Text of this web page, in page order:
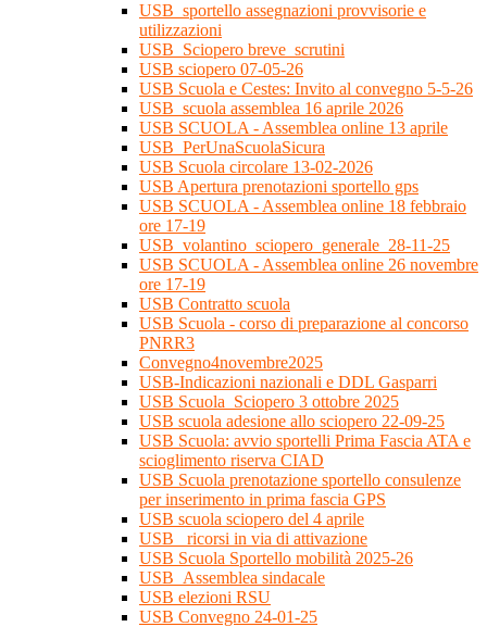
USB_sportello assegnazioni provvisorie e
utilizzazioni
USB_Sciopero breve_scrutini
USB sciopero 07-05-26
USB Scuola e Cestes: Invito al convegno 5-5-26
USB_scuola assemblea 16 aprile 2026
USB SCUOLA - Assemblea online 13 aprile
USB_PerUnaScuolaSicura
USB Scuola circolare 13-02-2026
USB Apertura prenotazioni sportello gps
USB SCUOLA - Assemblea online 18 febbraio
ore 17-19
USB_volantino_sciopero_generale_28-11-25
USB SCUOLA - Assemblea online 26 novembre
ore 17-19
USB Contratto scuola
USB Scuola - corso di preparazione al concorso
PNRR3
Convegno4novembre2025
USB-Indicazioni nazionali e DDL Gasparri
USB Scuola_Sciopero 3 ottobre 2025
USB scuola adesione allo sciopero 22-09-25
USB Scuola: avvio sportelli Prima Fascia ATA e
scioglimento riserva CIAD
USB Scuola prenotazione sportello consulenze
per inserimento in prima fascia GPS
USB scuola sciopero del 4 aprile
USB_ ricorsi in via di attivazione
USB Scuola Sportello mobilità 2025-26
USB_Assemblea sindacale
USB elezioni RSU
USB Convegno 24-01-25